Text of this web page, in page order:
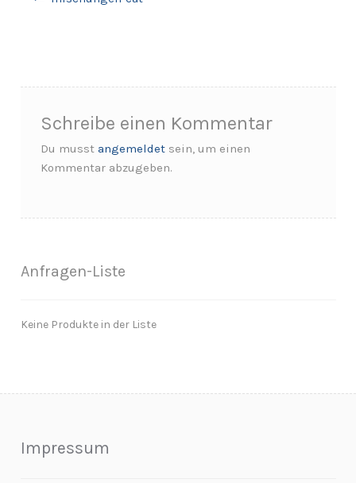
Schreibe einen Kommentar
Du musst angemeldet sein, um einen
Kommentar abzugeben.
Anfragen-Liste
Keine Produkte in der Liste
Impressum